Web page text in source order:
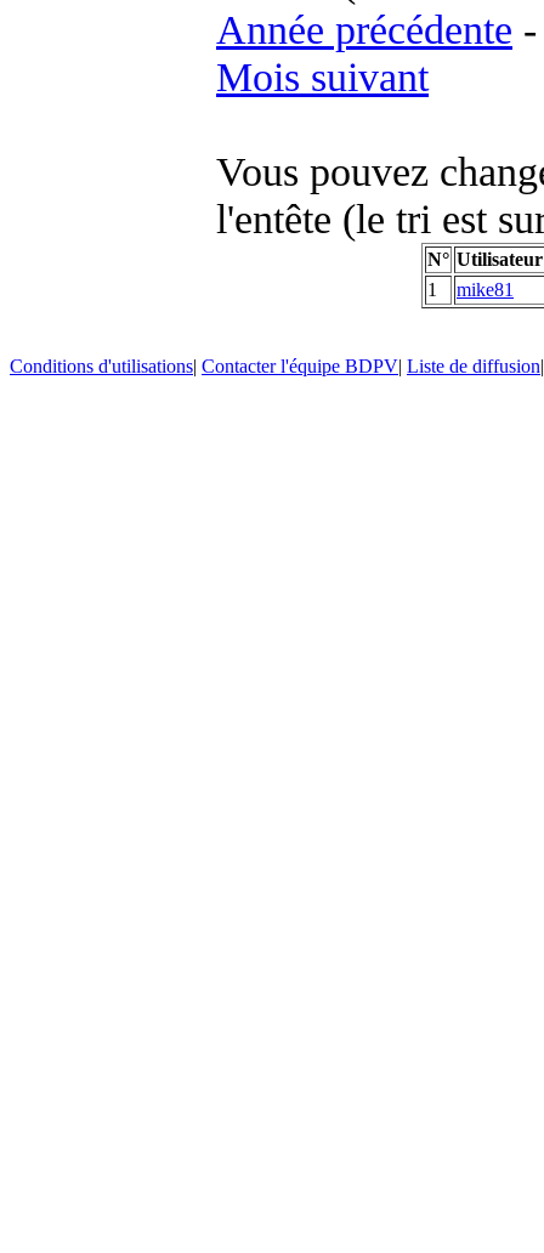
Année précédente -
Mois suivant
Vous pouvez
l'entête (le tri est
N° Utilisateur
1
mike81
Conditions d'utilisations| Contacter l'équipe BDPV| Liste de diffusion